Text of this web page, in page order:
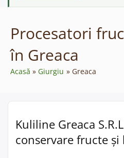
Procesatori
în Greaca
Acasă Giurgiu Greaca
Kuliline Greaca
conservare fructe și